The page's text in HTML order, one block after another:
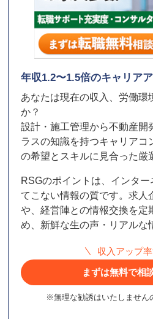
年収1.2〜1.5倍のキャリア
あなたは現在の収入、労働環
か？
設計・施工管理から不動産開
ラスの知識を持つキャリアコ
の希望とスキルに見合った厳
RSGのポイントは、インタ
てこない情報の質です。求人
や、経営陣との情報交換を定
め、新鮮な生の声・リアルな
収入アップ
まずは無料で相
※無理な勧誘はいたしません